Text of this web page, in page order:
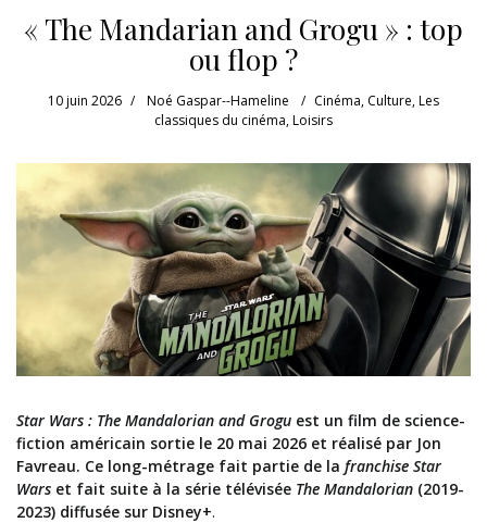
« The Mandarian and Grogu » : top
ou flop ?
10 juin 2026 Noé Gaspar--Hameline Cinéma, Culture,Les
classiques du cinéma,Loisirs
Star Wars : The Mandalorian and Grogu est un film de science-
fiction américain sortie le 20 mai 2026 et réalisé par Jon
Favreau. Ce long-métrage fait partie de la franchise Star
Wars et fait suite à la série télévisée The Mandalorian (2019-
2023) diffusée sur Disney+.